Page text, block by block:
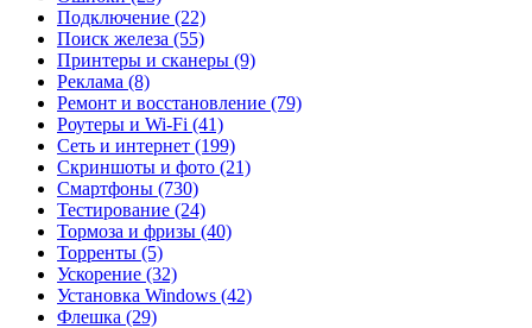
Подключение (22)
Поиск железа (55)
Принтеры и сканеры (9)
Реклама (8)
Ремонт и восстановление (79)
Роутеры и Wi-Fi (41)
Сеть и интернет (199)
Скриншоты и фото (21)
Смартфоны (730)
Тестирование (24)
Тормоза и фризы (40)
Торренты (5)
Ускорение (32)
Установка Windows (42)
Флешка (29)